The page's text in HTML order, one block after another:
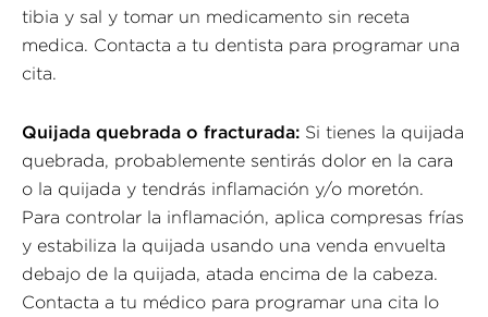
tibia y sal y tomar un medicamento sin receta
medica. Contacta a tu dentista para programar una
cita.
Quijada quebrada o fracturada: Si tienes la quijada
quebrada, probablemente sentirás dolor en la cara
o la quijada y tendrás inflamación y/o moretón.
Para controlar la inflamación, aplica compresas frías
y estabiliza la quijada usando una venda envuelta
debajo de la quijada, atada encima de la cabeza.
Contacta a tu médico para programar una cita lo